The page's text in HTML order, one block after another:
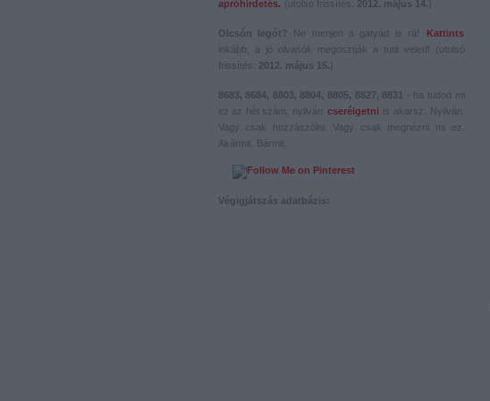
apróhirdetés. (utolsó frissítés: 2012. május 14.)
Olcsón legót? Ne menjen a gatyád is rá!
Kattints
inkább, a jó olvasók megosztják a tutit veled! (utolsó
frissítés: 2012. május 15.)
8683, 8684, 8803, 8804, 8805, 8827, 8831 - ha tudod mi
ez az hét szám, nyilván
cserélgetni
is akarsz. Nyilván.
Vagy csak hozzászólni. Vagy csak megnézni mi ez.
Akármit. Bármit.
Végigjátszás adatbázis: